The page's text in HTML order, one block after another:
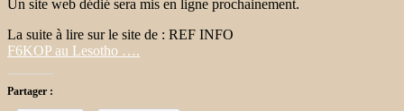
Un site web dédié sera mis en ligne prochainement.
La suite à lire sur le site de : REF INFO
F6KOP au Lesotho ….
Partager :